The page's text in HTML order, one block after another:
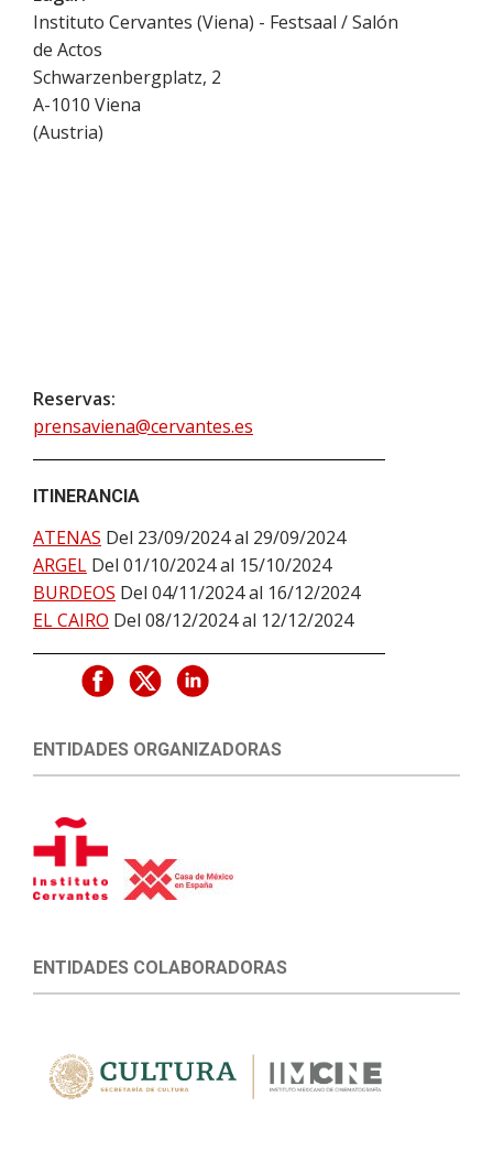
Instituto Cervantes (Viena) - Festsaal / Salón
de Actos
Schwarzenbergplatz, 2
A-1010 Viena
(Austria)
Reservas:
prensaviena@cervantes.es
ITINERANCIA
ATENAS Del 23/09/2024 al 29/09/2024
ARGEL Del 01/10/2024 al 15/10/2024
BURDEOS Del 04/11/2024 al 16/12/2024
EL CAIRO Del 08/12/2024 al 12/12/2024
ENTIDADES ORGANIZADORAS
ENTIDADES COLABORADORAS